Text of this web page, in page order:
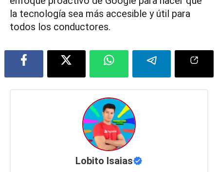
la tecnología sea más accesible y útil para
todos los conductores.
Lobito Isaias